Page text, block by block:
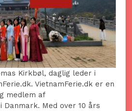
Kirkbøl, daglig leder i
VietnamFerie.dk er en
medlem af
Danmark. Med over 10 års